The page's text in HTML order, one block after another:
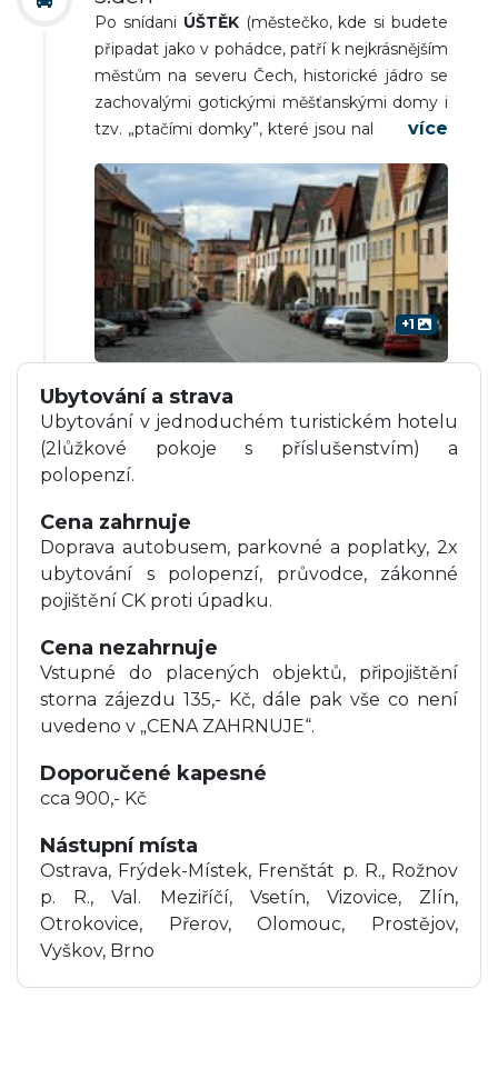
letní rezidence rakouského císaře a
posledního korunovaného českého krále
Ferdinanda, hradní příkop s medvědem,
anglický park, prohlídka), odpoledne návštěva
historického městaČESKÁ LÍPA (renesanční
náměstí, Augustiniánský klášter, místo, kde
se nacházela i latinská škola a sám Valdštejn
počítal s velkým množstvím chovanců,
zřícenina vodního hradu Lipý). Odjezd na
hotel. Večeře a nocleh.
Po snídani ÚŠTĚK(městečko, kde si budete
připadat jako v pohádce, patří k nejkrásnějším
městům na severu Čech, historické jádro se
zachovalými gotickými měšťanskými domy i
tzv. „ptačími domky”, které jsou nalepené na
významné královské město, centrum
českého vinařství s malebným historickým
centrem. Mírové náměstí s renesančními
domy, dům U černého orla, Biskupská
rezidence), odpoledne odjezd zpět na
Moravu. Návrat do nástupních míst v
pozdních večerních až nočních hodinách.
+1
Ubytování a strava
Ubytování v jednoduchém turistickém hotelu
(2lůžkové pokoje s příslušenstvím) a
polopenzí.
Cena zahrnuje
Doprava autobusem, parkovné a poplatky, 2x
ubytování s polopenzí, průvodce, zákonné
pojištění CK proti úpadku.
Cena nezahrnuje
Vstupné do placených objektů, připojištění
storna zájezdu 135,- Kč, dále pak vše co není
uvedeno v „CENA ZAHRNUJE“.
Doporučené kapesné
cca 900,- Kč
Nástupní místa
Ostrava, Frýdek-Místek, Frenštát p. R., Rožnov
p. R., Val. Meziříčí, Vsetín, Vizovice, Zlín,
Otrokovice, Přerov, Olomouc, Prostějov,
Vyškov, Brno